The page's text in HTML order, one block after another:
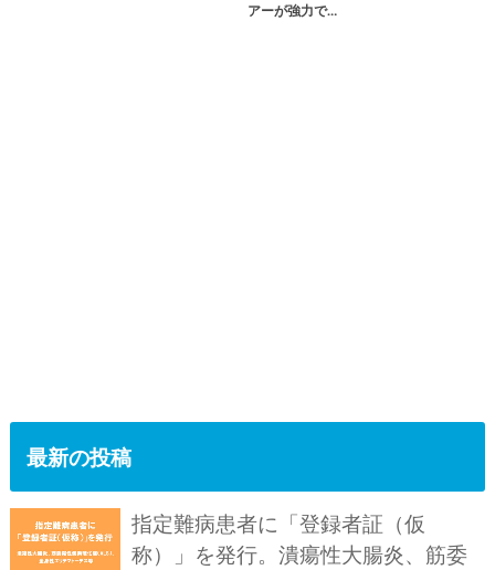
アーが強力で…
最新の投稿
指定難病患者に「登録者証（仮
称）」を発行。潰瘍性大腸炎、筋委